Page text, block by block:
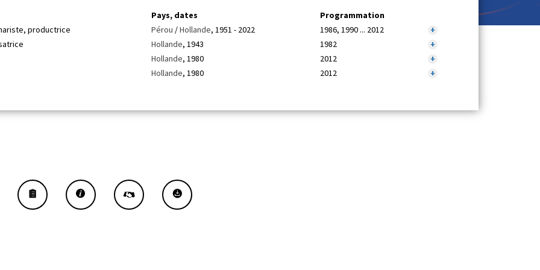
Pays, dates
Programmation
productrice
Pérou /Hollande, 1951 - 2022 1986, 1990 ... 2012
+
Hollande, 1943 1982
+
Hollande, 1980 2012
+
Hollande, 1980 2012 +